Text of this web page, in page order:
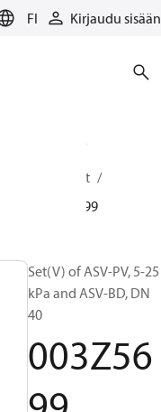
FI Kirjaudu sisään
erosäätimet
003Z5699
Set(V) of ASV-PV, 5-25
kPa and ASV-BD, DN
40
003Z56